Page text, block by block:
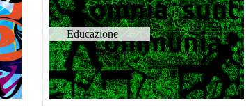
Educazione